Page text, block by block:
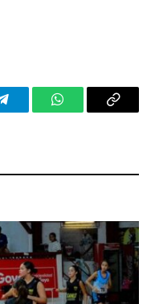
TelegramWhatsAppCopy